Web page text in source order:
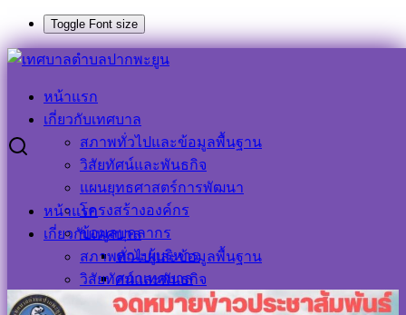
Toggle Font size
Skip
หน้าแรก
เกี่ยวกับเทศบาล
สภาพทั่วไปและข้อมูลพื้นฐาน
วิสัยทัศน์และพันธกิจ
แผนยุทธศาสตร์การพัฒนา
โครงสร้างองค์กร
ข้อมูลบุคลากร
คณะผู้บริหาร
สภาเทศบาล
หัวหน้าส่วนราชการ
หน้าแรก
เกี่ยวกับเทศบาล
สภาพทั่วไปและข้อมูลพื้นฐาน
วิสัยทัศน์และพันธกิจ
แผนยุทธศาสตร์การพัฒนา
กิจกรรมการเรียนการสอนโรงเรียนผู้สูงอายุ
กิจกรรมการเรียนการสอนโรงเรียนผู้สูง
9 มิถุนายน 20239 มิถุนายน 2023
ประชาสัมพันธ์
เทศบาลตำบลปากพะยูน
ข่าวกิจกรรม